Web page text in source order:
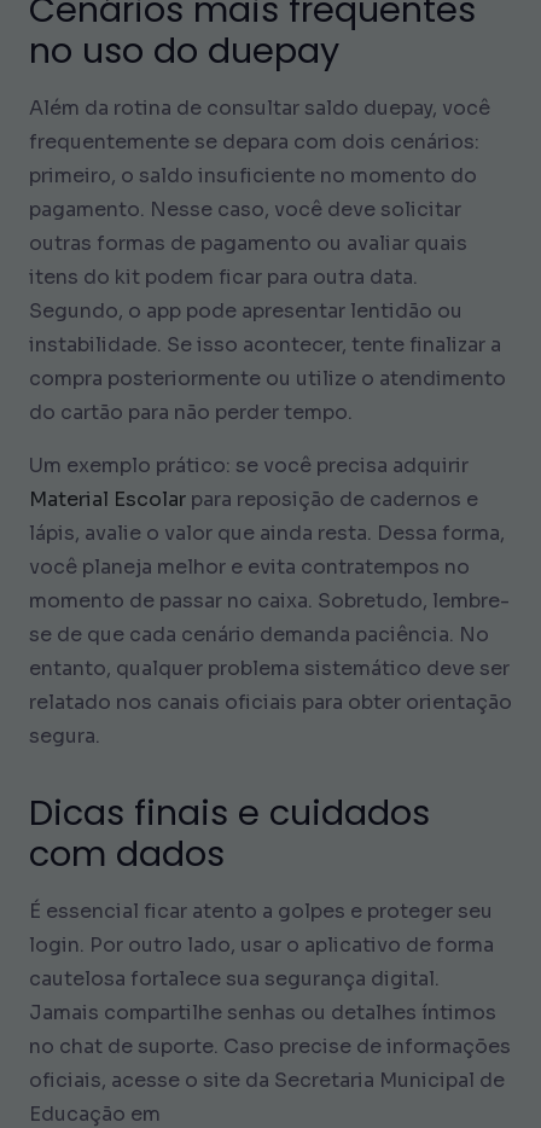
no uso do duepay
Além da rotina de consultar saldo duepay, você
frequentemente se depara com dois cenários:
primeiro, o saldo insuficiente no momento do
pagamento. Nesse caso, você deve solicitar
outras formas de pagamento ou avaliar quais
itens do kit podem ficar para outra data.
Segundo, o app pode apresentar lentidão ou
instabilidade. Se isso acontecer, tente finalizar a
compra posteriormente ou utilize o atendimento
do cartão para não perder tempo.
Um exemplo prático: se você precisa adquirir
Material Escolar para reposição de cadernos e
lápis, avalie o valor que ainda resta. Dessa forma,
você planeja melhor e evita contratempos no
momento de passar no caixa. Sobretudo, lembre-
se de que cada cenário demanda paciência. No
entanto, qualquer problema sistemático deve ser
relatado nos canais oficiais para obter orientação
segura.
Dicas finais e cuidados
com dados
É essencial ficar atento a golpes e proteger seu
login. Por outro lado, usar o aplicativo de forma
cautelosa fortalece sua segurança digital.
Jamais compartilhe senhas ou detalhes íntimos
no chat de suporte. Caso precise de informações
oficiais, acesse o site da Secretaria Municipal de
Educação em